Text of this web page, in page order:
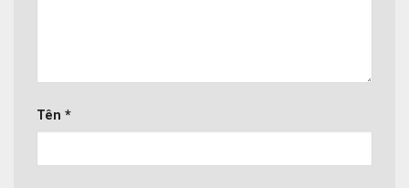
Tên *